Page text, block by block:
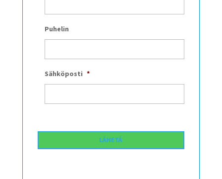
Puhelin
Sähköposti *